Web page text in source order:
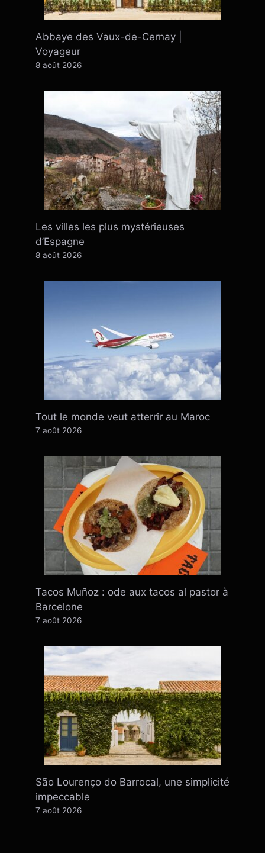
Abbaye des Vaux-de-Cernay |
Voyageur
8 août 2026
Les villes les plus mystérieuses
d’Espagne
8 août 2026
Tout le monde veut atterrir au Maroc
7 août 2026
Tacos Muñoz : ode aux tacos al pastor à
Barcelone
7 août 2026
São Lourenço do Barrocal, une simplicité
impeccable
7 août 2026